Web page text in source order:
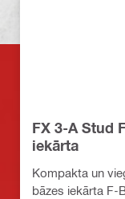
FX 3-A Stud
iekārta
Kompakta un
bāzes iekārta F-